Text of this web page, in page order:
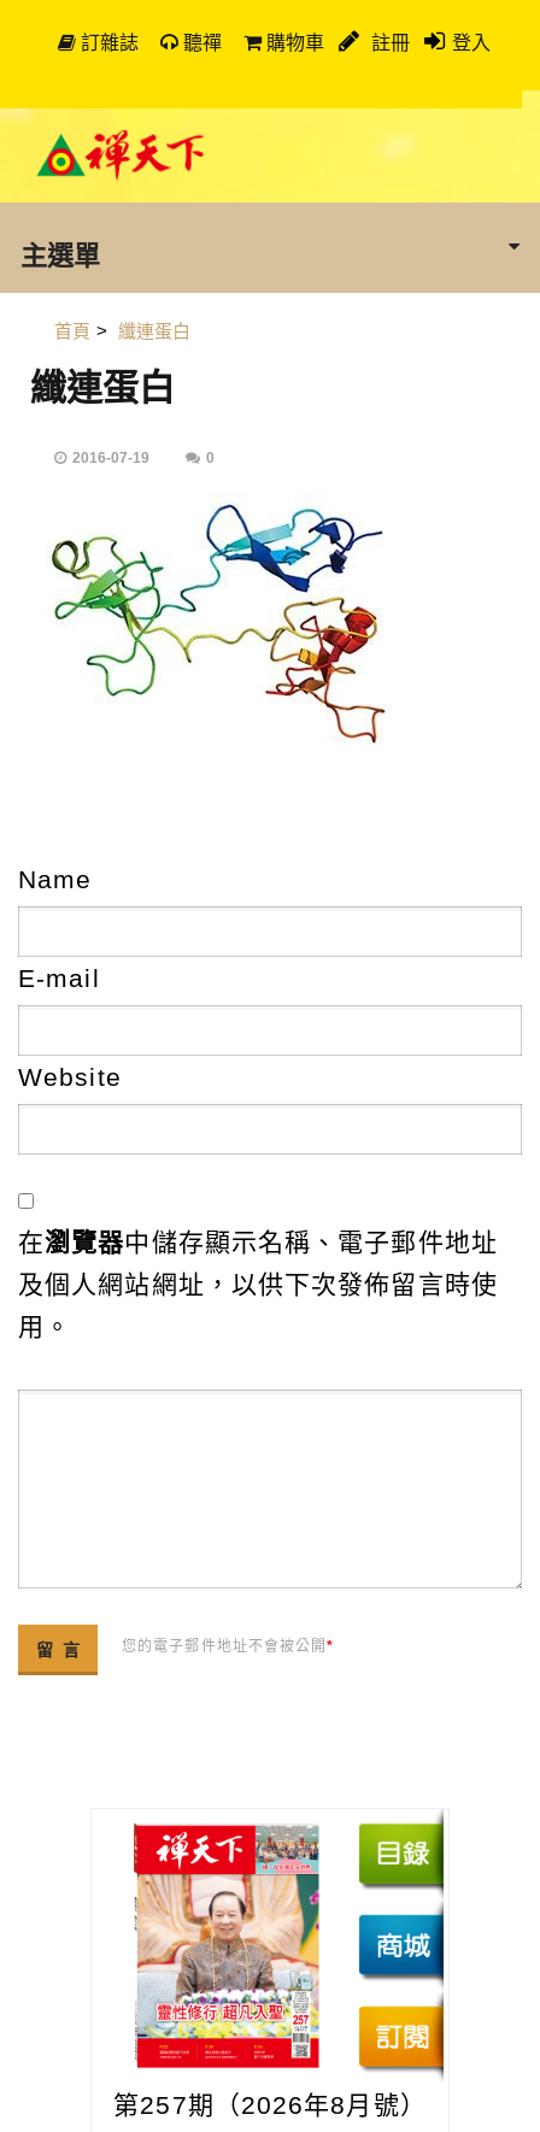
訂雜誌 聽禪 購物車 註冊 登入
主選單
首頁 > 纖連蛋白
纖連蛋白
2016-07-19 0
Name
E-mail
Website
在瀏覽器中儲存顯示名稱、電子郵件地址
及個人網站網址，以供下次發佈留言時使
用。
您的電子郵件地址不會被公開*
第257期（2026年8月號）